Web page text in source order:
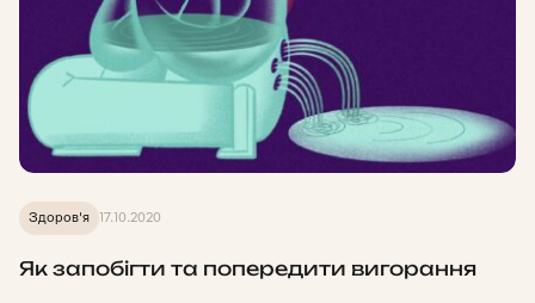
Здоров'я 17.10.2020
Як запобігти та попередити вигорання